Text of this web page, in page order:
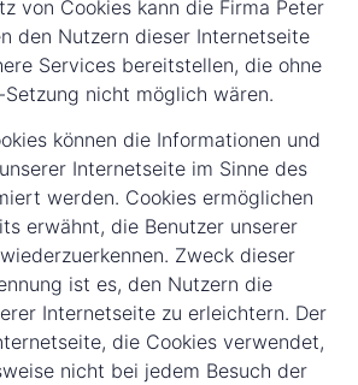
von Cookies kann die Firma Peter
den Nutzern dieser Internetseite
Services bereitstellen, die ohne
Setzung nicht möglich wären.
können die Informationen und
Internetseite im Sinne des
werden. Cookies ermöglichen
erwähnt, die Benutzer unserer
Zweck dieser
ist es, den Nutzern die
Internetseite zu erleichtern. Der
die Cookies verwendet,
nicht bei jedem Besuch der